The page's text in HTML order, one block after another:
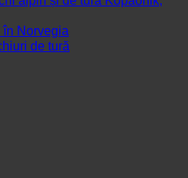
Norvegia
de tură